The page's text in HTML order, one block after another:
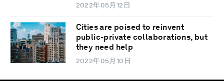
2022年05月12日
Cities are poised to reinvent
public-private collaborations, but
they need help
2022年05月10日